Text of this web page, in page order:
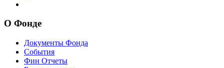
О Фонде
Документы Фонда
События
Фин Отчеты